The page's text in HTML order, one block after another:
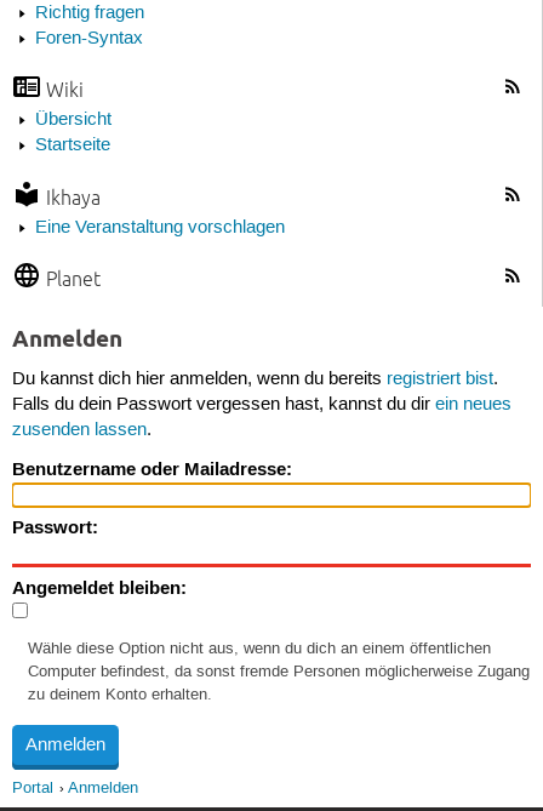
Richtig fragen
Foren-Syntax
Wiki
Übersicht
Startseite
Ikhaya
Eine Veranstaltung vorschlagen
Planet
Anmelden
Du kannst dich hier anmelden, wenn du bereits registriert bist.
Falls du dein Passwort vergessen hast, kannst du dir ein neues
zusenden lassen.
Benutzername oder Mailadresse:
Passwort:
Angemeldet bleiben:
Wähle diese Option nicht aus, wenn du dich an einem öffentlichen
Computer befindest, da sonst fremde Personen möglicherweise Zugang
zu deinem Konto erhalten.
Portal Anmelden